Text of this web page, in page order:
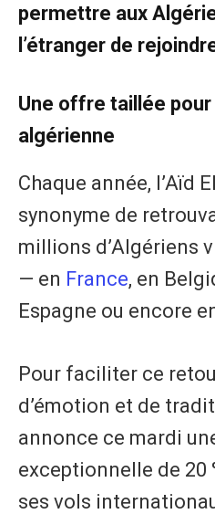
permettre aux
l’étranger de
Une offre taillée
algérienne
Chaque année, l’Aïd
synonyme de
millions d’Algériens
— en France, en
Espagne ou encore
Pour faciliter ce
d’émotion et de
annonce ce mardi
exceptionnelle de 20
ses vols